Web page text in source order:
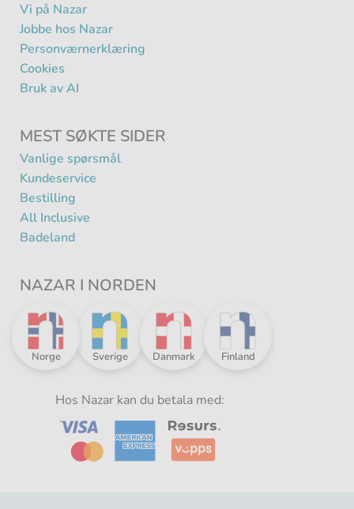
Vi på Nazar
Jobbe hos Nazar
Personværnerklæring
Cookies
Bruk av AI
MEST SØKTE SIDER
Vanlige spørsmål
Kundeservice
Bestilling
All Inclusive
Badeland
NAZAR I NORDEN
Nazar
-
Sverige
Nazar
-
Danmark
Nazar
-
Finland
Nazar
Norge
Hos Nazar kan du betala med: